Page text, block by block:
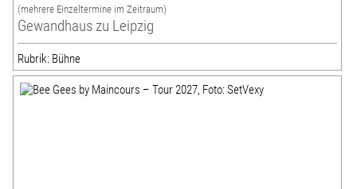
(mehrere Einzeltermine im Zeitraum)
Gewandhaus zu Leipzig
Rubrik: Bühne